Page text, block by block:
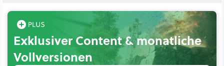
Exklusiver Content & monatliche
Vollversionen